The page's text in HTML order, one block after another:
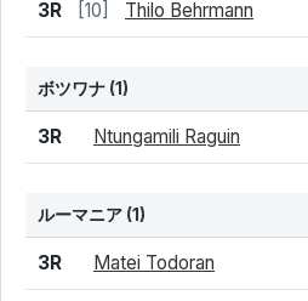
結果 シード 選手名
3R [10] Thilo Behrmann
ボツワナ (1)
結果 シード 選手名
3R Ntungamili Raguin
ルーマニア (1)
結果 シード 選手名
3R Matei Todoran